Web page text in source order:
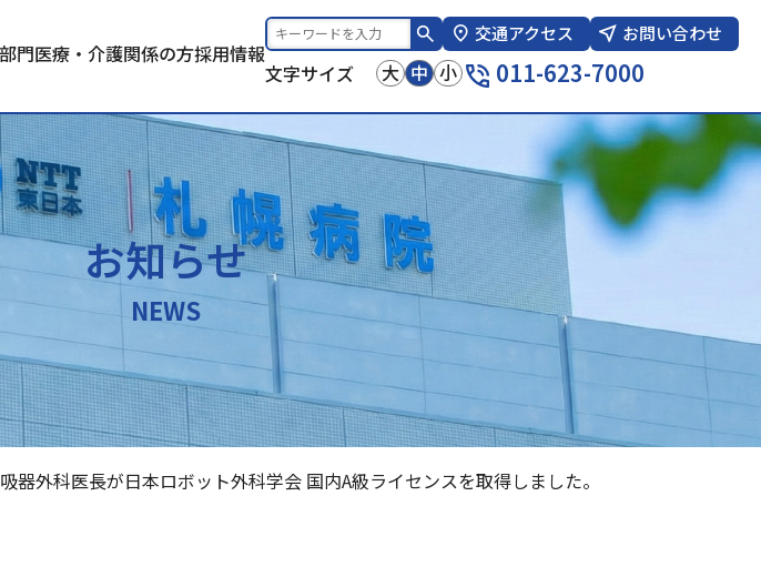
門医療・介護関係の方採用情報
交通アクセス お問い合わせ
文字サイズ 大 中 小 011-623-7000
お知らせ
NEWS
器外科医長が日本ロボット外科学会 国内A級ライセンスを取得しました。